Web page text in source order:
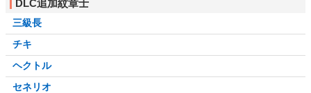
DLC追加紋章士
三級長
チキ
ヘクトル
セネリオ